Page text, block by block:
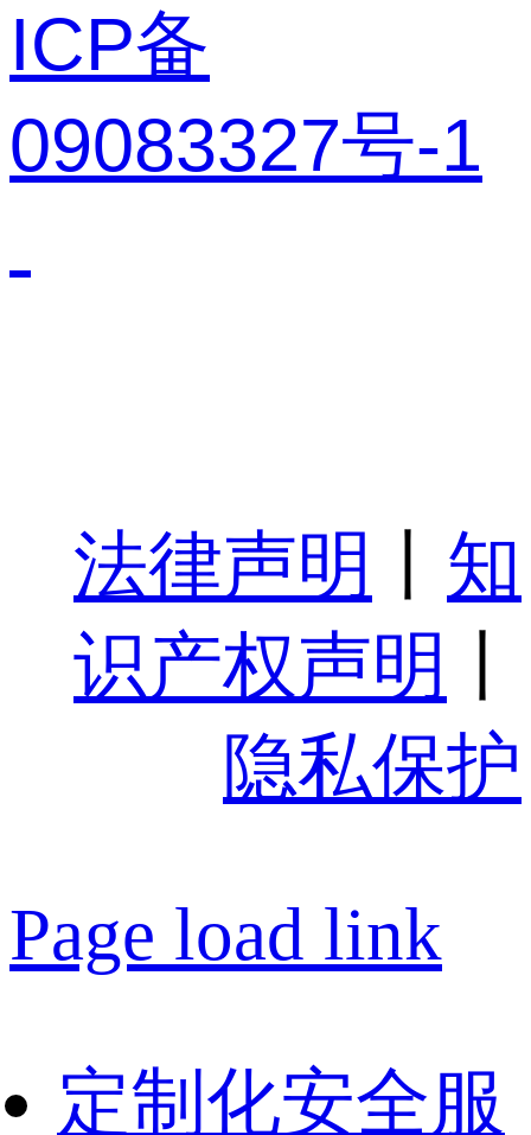
ICP备
09083327号-1
法律声明
知
识产权声明
隐私保护
Page load link
定制化安全服